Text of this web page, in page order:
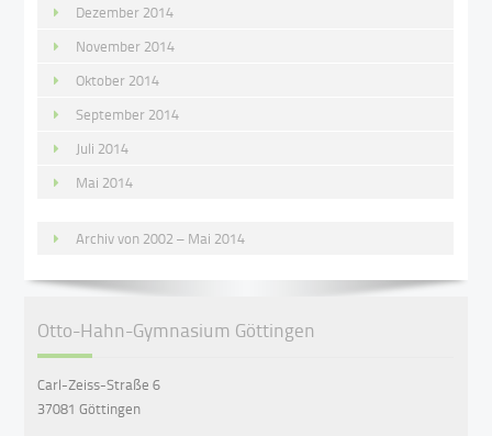
Dezember 2014
November 2014
Oktober 2014
September 2014
Juli 2014
Mai 2014
Archiv von 2002 – Mai 2014
Otto-Hahn-Gymnasium Göttingen
Carl-Zeiss-Straße 6
37081 Göttingen